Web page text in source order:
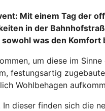
Mit einem Tag der
in der
was den
um diese im
festungsartig
Wohlbehagen
dieser finden sich die